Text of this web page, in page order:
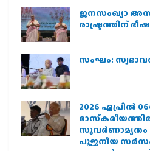
ജനസംഖ്യാ
രാഷ്ട്രത്തിന്
സംഘം:
2026 ഏപ്രില്‍
സുവര്‍ണാമൃതം
പൂജനീയ